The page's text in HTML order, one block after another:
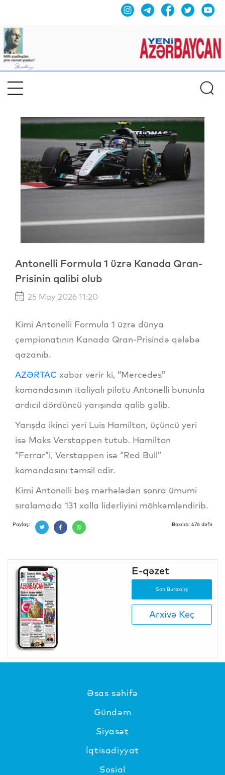
Antonelli Formula 1 üzrə Kanada Qran-
Prisinin qalibi olub
25 May 2026 11:20
Kimi Antonelli Formula 1 üzrə dünya
çempionatının Kanada Qran-Prisində qələbə
qazanıb.
AZƏRTAC xəbər verir ki, “Mercedes”
komandasının italiyalı pilotu Antonelli bununla
ardıcıl dördüncü yarışında qalib gəlib.
Yarışda ikinci yeri Luis Hamilton, üçüncü yeri
isə Maks Verstappen tutub. Hamilton
“Ferrar”i, Verstappen isə “Red Bull”
komandasını təmsil edir.
Kimi Antonelli beş mərhələdən sonra ümumi
sıralamada 131 xalla liderliyini möhkəmləndirib.
Paylaş: Baxılıb: 476 dəfə
E-qəzet
Son Buraxılış
Arxivə Keç
Əsas səhifə
Gündəm
Siyasət
İqtisadiyyat
Sosial